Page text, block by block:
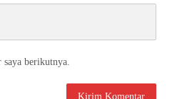
saya berikutnya.